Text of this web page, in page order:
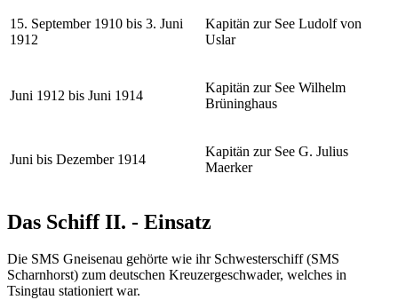
15. September 1910 bis 3. Juni
1912
Kapitän zur See Ludolf von
Uslar
Juni 1912 bis Juni 1914
Kapitän zur See Wilhelm
Brüninghaus
Juni bis Dezember 1914
Kapitän zur See G. Julius
Maerker
Das Schiff II. - Einsatz
Die SMS Gneisenau gehörte wie ihr Schwesterschiff (SMS
Scharnhorst) zum deutschen Kreuzergeschwader, welches in
Tsingtau stationiert war.